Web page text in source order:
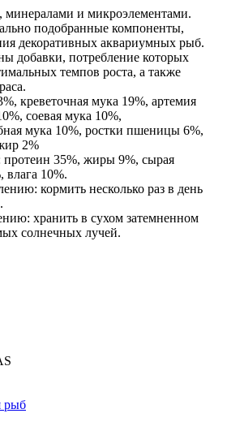
и микроэлементами.
подобранные компоненты,
декоративных аквариумных рыб.
добавки, потребление которых
темпов роста, а также
креветочная мука 19%, артемия
соевая мука 10%,
мука 10%, ростки пшеницы 6%,
2%
протеин 35%, жиры 9%, сырая
влага 10%.
кормить несколько раз в день
хранить в сухом затемненном
солнечных лучей.
рыб